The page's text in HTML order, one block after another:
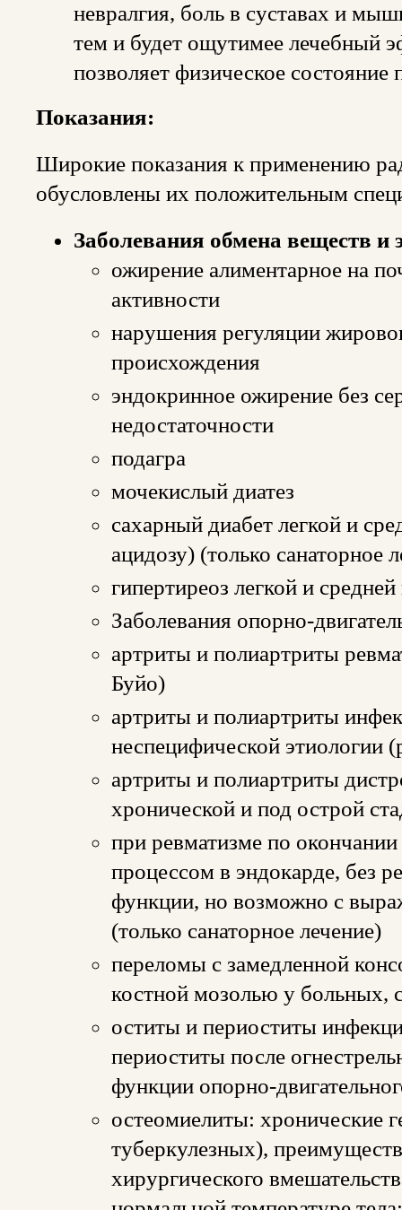
невралгия, боль в суставах и
тем и будет ощутимее лечебный
позволяет физическое состояние
Показания:
Широкие показания к применению
обусловлены их положительным
Заболевания обмена веществ и
ожирение алиментарное на
активности
нарушения регуляции
происхождения
эндокринное ожирение без
недостаточности
подагра
мочекислый диатез
сахарный диабет легкой и
ацидозу) (только санаторное
гипертиреоз легкой и
Заболевания опорно-
артриты и полиартриты
Буйо)
артриты и полиартриты
неспецифической этиологии
артриты и полиартриты
хронической и под острой
при ревматизме по
процессом в эндокарде, без
функции, но возможно с
(только санаторное лечение)
переломы с замедленной
костной мозолью у больных,
оститы и периоститы
периоститы после
функции опорно-
остеомиелиты: хронические
туберкулезных),
хирургического